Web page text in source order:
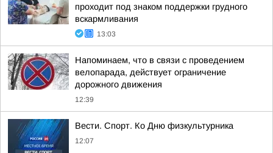
проходит под знаком поддержки грудного
вскармливания
13:03
Напоминаем, что в связи с проведением
велопарада, действует ограничение
дорожного движения
12:39
Вести. Спорт. Ко Дню физкультурника
12:07